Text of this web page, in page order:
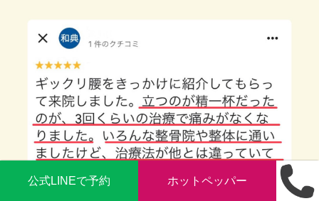
公式LINEで予約 ホットペッパー